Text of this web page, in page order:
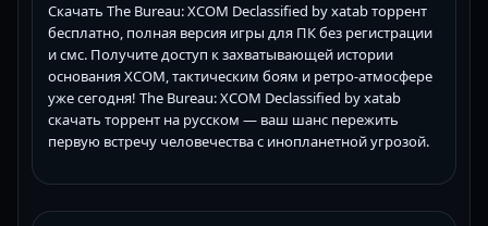
Скачать The Bureau: XCOM Declassified by xatab торрент
бесплатно, полная версия игры для ПК без регистрации
и смс. Получите доступ к захватывающей истории
основания XCOM, тактическим боям и ретро-атмосфере
уже сегодня! The Bureau: XCOM Declassified by xatab
скачать торрент на русском — ваш шанс пережить
первую встречу человечества с инопланетной угрозой.